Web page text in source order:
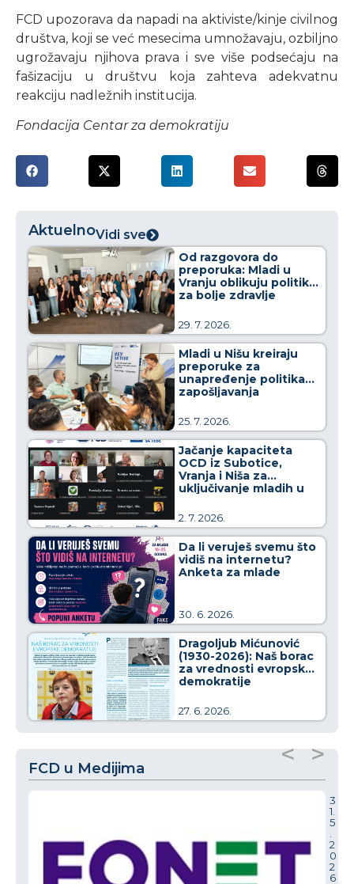
FCD upozorava da napadi na aktiviste/kinje civilnog
društva, koji se već mesecima umnožavaju, ozbiljno
ugrožavaju njihova prava i sve više podsećaju na
fašizaciju u društvu koja zahteva adekvatnu
reakciju nadležnih institucija.
Fondacija Centar za demokratiju
AktuelnoVidi sve
Od razgovora do
preporuka: Mladi u
Vranju oblikuju politike
za bolje zdravlje
29. 7. 2026.
Mladi u Nišu kreiraju
preporuke za
unapređenje politika
zapošljavanja
25. 7. 2026.
Jačanje kapaciteta
OCD iz Subotice,
Vranja i Niša za
uključivanje mladih u
2. 7. 2026.
Da li veruješ svemu što
vidiš na internetu?
Anketa za mlade
30. 6. 2026.
Dragoljub Mićunović
(1930-2026): Naš borac
za vrednosti evropske
demokratije
27. 6. 2026.
FCD u Medijima
3
1.
5
.
2
0
2
6
< >